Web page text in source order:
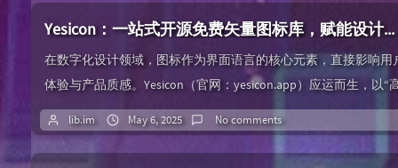
应用于网页开发。该项目通过字体分包技术和全球CDN部署，将
整字体切割为小型静态文件包，实现按需加载与快速渲染。其核
价值在于：​全字符集支持​...
Yesicon：一站式开源免费矢量图标库，赋能设计与开发
在数字化设计领域，图标作为界面语言的核心元素，直接影响用
体验与产品质感。​Yesicon​（官网：yesicon.app）应运而生，以“
质量、开源、免费”为核心理念，汇聚全球194个顶级设计团队的
25.4万+矢量图标，成为开发者与设计师的灵感宝库与效率工具。
一、平台核心功能与资源规模​ 海量图标库：全球设计资源的整合
lib.im May 6, 2025 No comments